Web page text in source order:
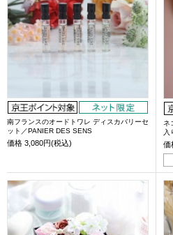
南フランスのオードトワレ ディスカバリーセ
ット／PANIER DES SENS
価格 3,080円(税込)
ネ
入
価